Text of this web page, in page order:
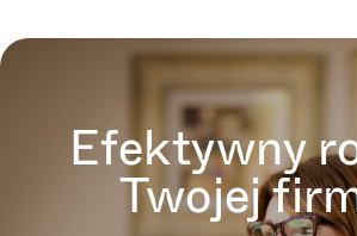
Efektywny
Twojej